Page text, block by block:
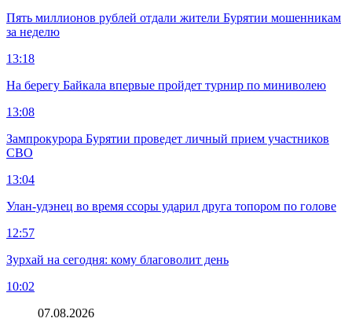
Пять миллионов рублей отдали жители Бурятии мошенникам
за неделю
13:18
На берегу Байкала впервые пройдет турнир по миниволею
13:08
Зампрокурора Бурятии проведет личный прием участников
СВО
13:04
Улан-удэнец во время ссоры ударил друга топором по голове
12:57
Зурхай на сегодня: кому благоволит день
10:02
07.08.2026